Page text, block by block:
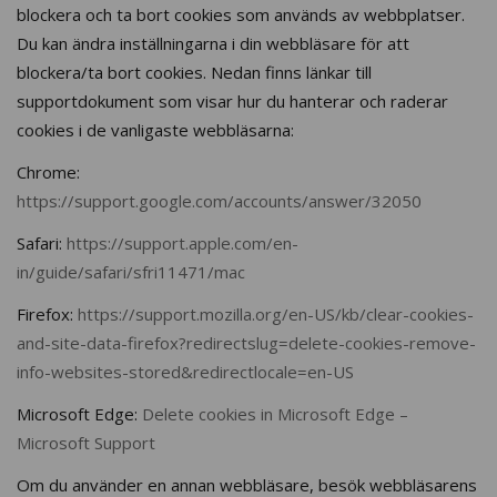
blockera och ta bort cookies som används av webbplatser.
Du kan ändra inställningarna i din webbläsare för att
blockera/ta bort cookies. Nedan finns länkar till
supportdokument som visar hur du hanterar och raderar
cookies i de vanligaste webbläsarna:
Chrome:
https://support.google.com/accounts/answer/32050
Safari: https://support.apple.com/en-
in/guide/safari/sfri11471/mac
Firefox: https://support.mozilla.org/en-US/kb/clear-cookies-
and-site-data-firefox?redirectslug=delete-cookies-remove-
info-websites-stored&redirectlocale=en-US
Microsoft Edge: Delete cookies in Microsoft Edge –
Microsoft Support
Om du använder en annan webbläsare, besök webbläsarens